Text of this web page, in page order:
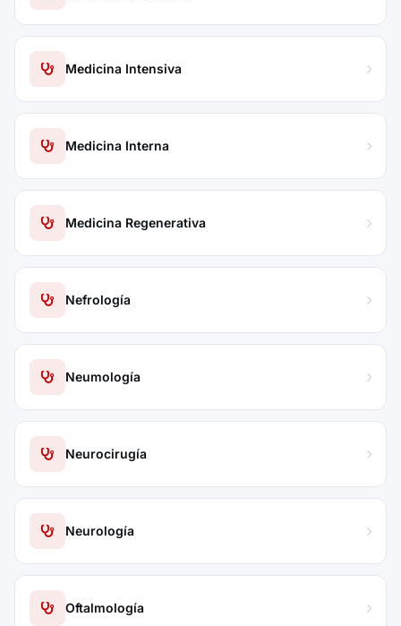
Medicina Intensiva
Medicina Interna
Medicina Regenerativa
Nefrología
Neumología
Neurocirugía
Neurología
Oftalmología